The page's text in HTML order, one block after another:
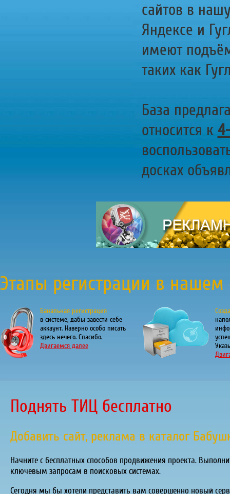
сайтов в
Яндексе и
имеют
таких как
База
относится к
досках
Этапы регистрации в нашем
Банальная регистрация
в системе, дабы завести себе
аккаунт. Наверно особо писать
здесь нечего. Спасибо.
Двигаемся далее
Поднять ТИЦ бесплатно
Добавить сайт, реклама в каталог
Начните с бесплатных способов продвижения проекта.
ключевым запросам в поисковых системах.
Сегодня мы бы хотели представить вам совершенно новый